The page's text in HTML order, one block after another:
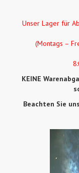
Unser Lager für
(Montags –
KEINE
Beachten Sie